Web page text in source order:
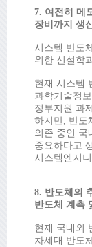
7. 여전히 메
장비까지 생
시스템 반도
위한 신설학
현재 시스템
과학기술정
정부지원 과
하지만, 반도
의존 중인 국
중요하다고
시스템엔지
8. 반도체의
반도체 계측
현재 국내외
차세대 반도